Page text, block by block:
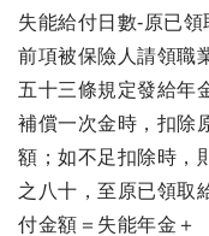
失能給付日數-原已領
前項被保險人請領職
五十三條規定發給年
補償一次金時，扣除
額；如不足扣除時，
之八十，至原已領取
付金額＝失能年金＋